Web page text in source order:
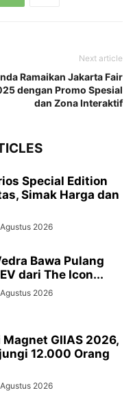
Next article
Ramaikan Jakarta Fair
dengan Promo Spesial
dan Zona Interaktif
Special Edition
Simak Harga dan
2026
Bawa Pulang
dari The Icon...
2026
Magnet GIIAS 2026,
12.000 Orang
2026